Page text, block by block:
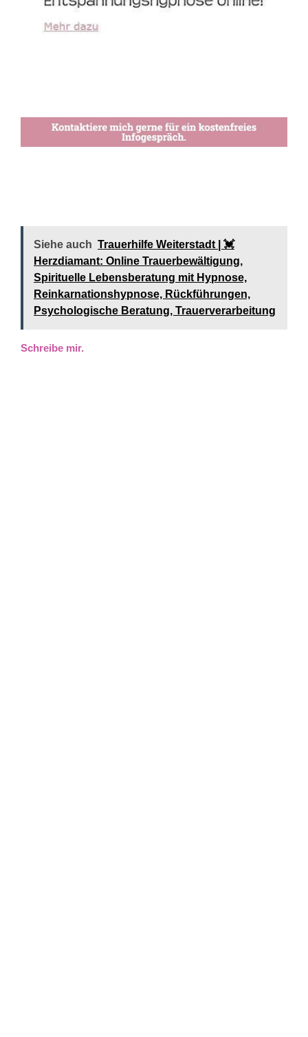
Siehe auch Trauerhilfe Weiterstadt | 💓️️
Herzdiamant: Online Trauerbewältigung,
Spirituelle Lebensberatung mit Hypnose,
Reinkarnationshypnose, Rückführungen,
Psychologische Beratung, Trauerverarbeitung
Schreibe mir.